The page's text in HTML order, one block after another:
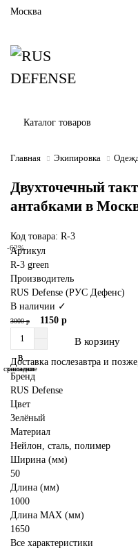
Москва
Каталог товаров
Главная Экипировка
Двухточечный
антабками в
Код товара: R-3
-62%
Артикул
R-3 green
Производитель
RUS Defense (РУС Дефенс)
В наличии ✓
3000 р 1150 р
В корзину
В
закладки
В
сравнение
Доставка послезавтра и
Бренд
RUS Defense
Цвет
Зелёный
Материал
Нейлон, сталь, полимер
Ширина (мм)
50
Длина (мм)
1000
Длина MAX (мм)
1650
Все характеристики